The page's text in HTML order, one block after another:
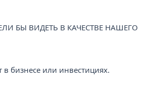
БЫ ВИДЕТЬ В КАЧЕСТВЕ НАШЕГО
в бизнесе или инвестициях.